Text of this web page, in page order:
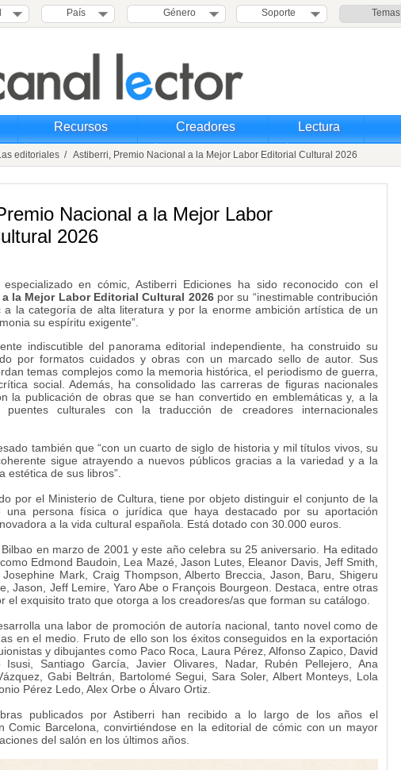
País Género Soporte Temas
Recursos Creadores Lectura
editoriales / Astiberri, Premio Nacional a la Mejor Labor Editorial Cultural 2026
Nacional a la Mejor Labor
2026
en cómic, Astiberri Ediciones ha sido reconocido con el
la Mejor Labor Editorial Cultural 2026 por su “inestimable contribución
a la categoría de alta literatura y por la enorme ambición artística de un
su espíritu exigente”.
indiscutible del panorama editorial independiente, ha construido su
por formatos cuidados y obras con un marcado sello de autor. Sus
temas complejos como la memoria histórica, el periodismo de guerra,
social. Además, ha consolidado las carreras de figuras nacionales
la publicación de obras que se han convertido en emblemáticas y, a la
culturales con la traducción de creadores internacionales
también que “con un cuarto de siglo de historia y mil títulos vivos, su
sigue atrayendo a nuevos públicos gracias a la variedad y a la
estética de sus libros”.
por el Ministerio de Cultura, tiene por objeto distinguir el conjunto de la
una persona física o jurídica que haya destacado por su aportación
a la vida cultural española. Está dotado con 30.000 euros.
en marzo de 2001 y este año celebra su 25 aniversario. Ha editado
Edmond Baudoin, Lea Mazé, Jason Lutes, Eleanor Davis, Jeff Smith,
Mark, Craig Thompson, Alberto Breccia, Jason, Baru, Shigeru
Jason, Jeff Lemire, Yaro Abe o François Bourgeon. Destaca, entre otras
el exquisito trato que otorga a los creadores/as que forman su catálogo.
una labor de promoción de autoría nacional, tanto novel como de
en el medio. Fruto de ello son los éxitos conseguidos en la exportación
y dibujantes como Paco Roca, Laura Pérez, Alfonso Zapico, David
Santiago García, Javier Olivares, Nadar, Rubén Pellejero, Ana
Gabi Beltrán, Bartolomé Segui, Sara Soler, Albert Monteys, Lola
Pérez Ledo, Alex Orbe o Álvaro Ortiz.
publicados por Astiberri han recibido a lo largo de los años el
Comic Barcelona, convirtiéndose en la editorial de cómic con un mayor
del salón en los últimos años.